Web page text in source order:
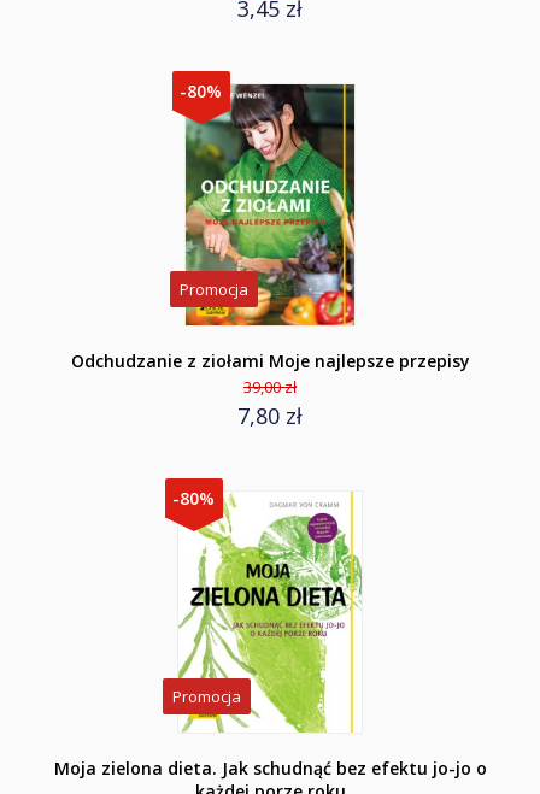
3,45 zł
-80%
Promocja
Odchudzanie z ziołami Moje najlepsze przepisy
39,00 zł
7,80 zł
-80%
Promocja
Moja zielona dieta. Jak schudnąć bez efektu jo-jo o